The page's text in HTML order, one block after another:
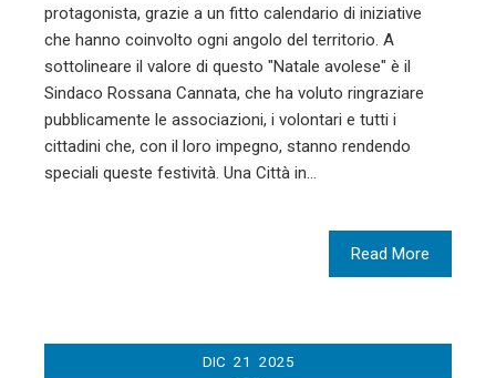
protagonista, grazie a un fitto calendario di iniziative
che hanno coinvolto ogni angolo del territorio. A
sottolineare il valore di questo "Natale avolese" è il
Sindaco Rossana Cannata, che ha voluto ringraziare
pubblicamente le associazioni, i volontari e tutti i
cittadini che, con il loro impegno, stanno rendendo
speciali queste festività. Una Città in…
Read More
DIC 21 2025